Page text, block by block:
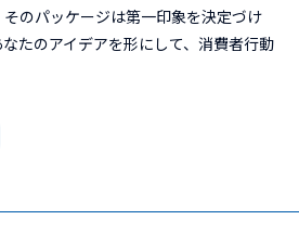
のパッケージは第一印象を決定づけ
たのアイデアを形にして、消費者行動